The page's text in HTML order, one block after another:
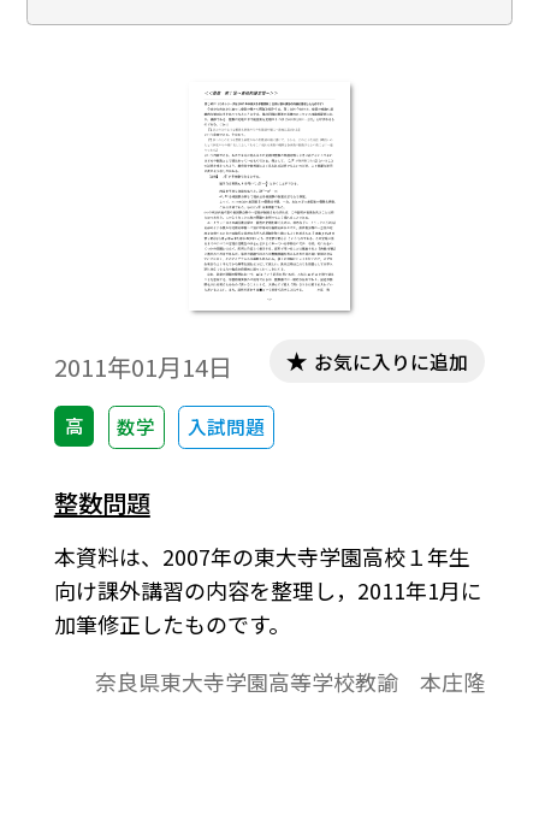
「Tosho数式エディタ」が導入されているこ
とが必要です。無償ダウンロードはこちら→
無償ダウンロードのご案内
2011年01月14日
高 数学 入試問題
お気に入りに追加
整数問題
本資料は、2007年の東大寺学園高校１年生
向け課外講習の内容を整理し，2011年1月に
加筆修正したものです。
奈良県東大寺学園高等学校教諭 本庄隆